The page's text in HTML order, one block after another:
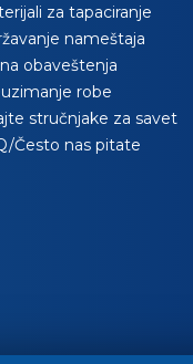
za tapaciranje
nameštaja
obaveštenja
robe
stručnjake za savet
Često nas pitate